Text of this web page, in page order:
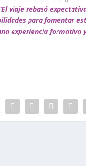
viaje rebasó
para fomentar
experiencia formativa